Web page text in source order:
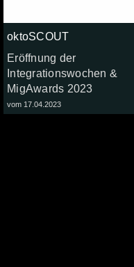
oktoSCOUT
Eröffnung der
Integrationswochen &
MigAwards 2023
vom 17.04.2023